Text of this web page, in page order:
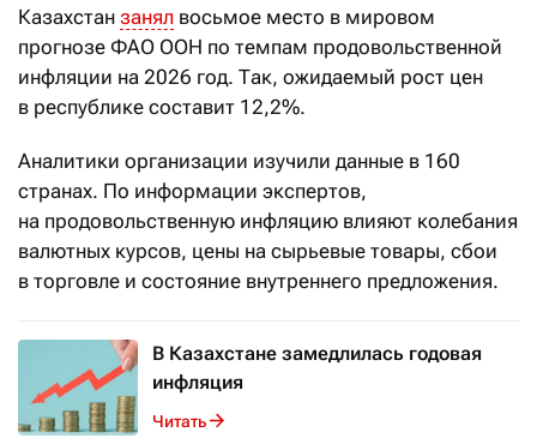
Казахстан занял восьмое место в мировом
прогнозе ФАО ООН по темпам продовольственной
инфляции на 2026 год. Так, ожидаемый рост цен
в республике составит 12,2%.
Аналитики организации изучили данные в 160
странах. По информации экспертов,
на продовольственную инфляцию влияют колебания
валютных курсов, цены на сырьевые товары, сбои
в торговле и состояние внутреннего предложения.
В Казахстане замедлилась годовая
инфляция
Читать